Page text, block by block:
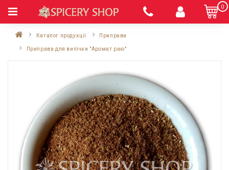
0
Каталог продукції Приправи
Приправа для випічки "Аромат раю"